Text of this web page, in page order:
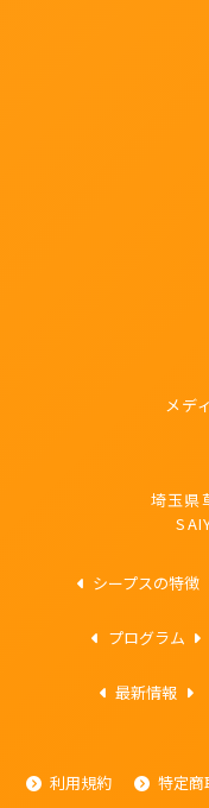
メデ
埼玉県
シープスの特徴
プログラム
最新情報
利用規約 特定商